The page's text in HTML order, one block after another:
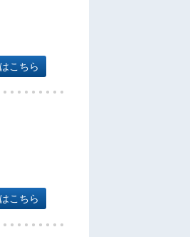
こちら
こちら